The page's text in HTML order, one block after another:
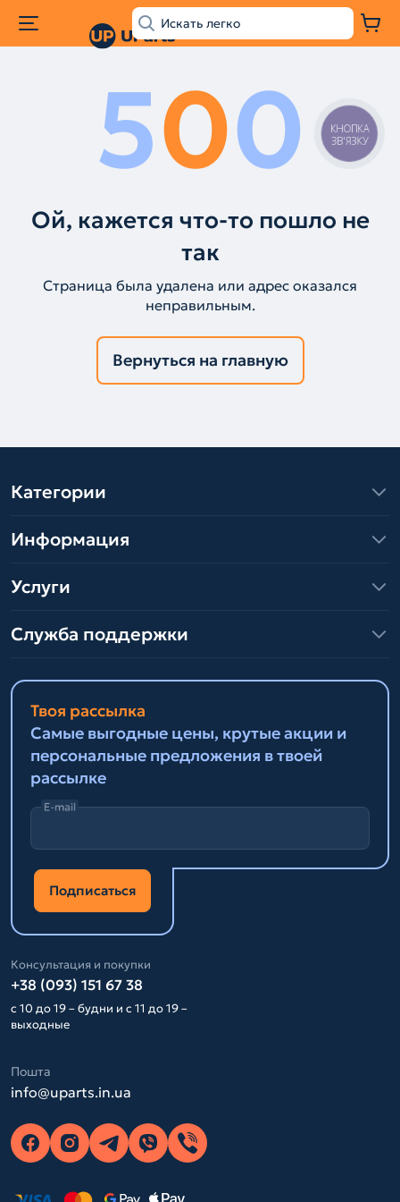
500
Ой, кажется что-то пошло не
так
Страница была удалена или адрес оказался
неправильным.
Вернуться на главную
Категории
Информация
Услуги
Служба поддержки
Твоя рассылка
Самые выгодные цены, крутые акции и
персональные предложения в твоей
рассылке
E-mail
Подписаться
Консультация и покупки
+38 (093) 151 67 38
с 10 до 19 – будни и с 11 до 19 –
выходные
Пошта
info@uparts.in.ua
КНОПКА
ЗВ'ЯЗКУ